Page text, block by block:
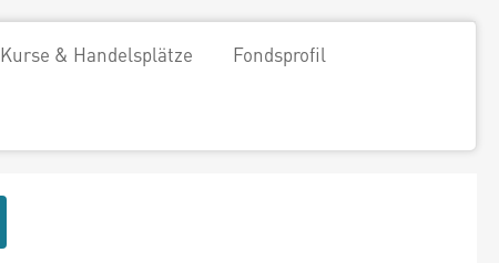
Kurse & Handelsplätze Fondsprofil